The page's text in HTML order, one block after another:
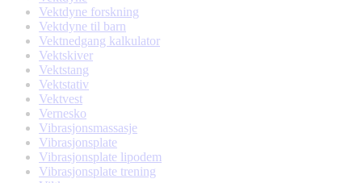
Vektdyne forskning
Vektdyne til barn
Vektnedgang kalkulator
Vektskiver
Vektstang
Vektstativ
Vektvest
Vernesko
Vibrasjonsmassasje
Vibrasjonsplate
Vibrasjonsplate lipodem
Vibrasjonsplate trening